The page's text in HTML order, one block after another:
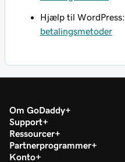
Hjælp til WordPress:
betalingsmetoder
Om GoDaddy
Support
Ressourcer
Partnerprogrammer
Konto